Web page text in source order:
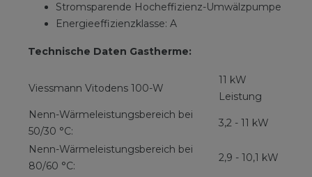
Stromsparende Hocheffizienz-Umwälzpumpe
Energieeffizienzklasse: A
Technische Daten Gastherme:
Viessmann Vitodens 100-W
11 kW
Leistung
Nenn-Wärmeleistungsbereich bei
50/30 °C:
3,2 - 11 kW
Nenn-Wärmeleistungsbereich bei
80/60 °C:
2,9 - 10,1 kW